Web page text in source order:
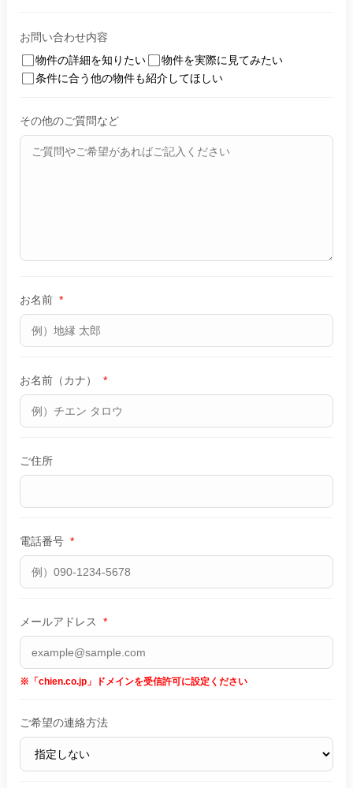
お問い合わせ内容
物件の詳細を知りたい
物件を実際に見てみたい
条件に合う他の物件も紹介してほしい
その他のご質問など
お名前 *
お名前（カナ） *
ご住所
電話番号 *
メールアドレス *
※「chien.co.jp」ドメインを受信許可に設定ください
ご希望の連絡方法